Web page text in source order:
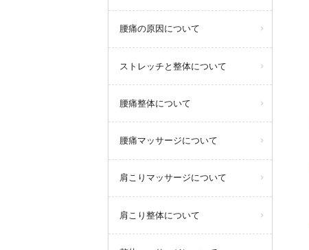
腰痛の原因について
ストレッチと整体について
腰痛整体について
腰痛マッサージについて
肩こりマッサージについて
肩こり整体について